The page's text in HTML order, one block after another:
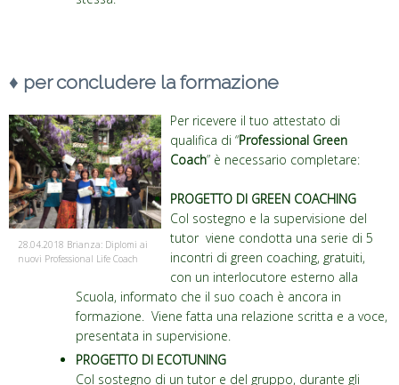
♦ per concludere la formazione
28.04.2018 Brianza: Diplomi ai
nuovi Professional Life Coach
Per ricevere il tuo attestato di
qualifica di “Professional Green
Coach” è necessario completare:
PROGETTO DI GREEN COACHING
Col sostegno e la supervisione del
tutor viene condotta una serie di 5
incontri di green coaching, gratuiti,
con un interlocutore esterno alla
Scuola, informato che il suo coach è ancora in
formazione. Viene fatta una relazione scritta e a voce,
presentata in supervisione.
PROGETTO DI ECOTUNING
Col sostegno di un tutor e del gruppo, durante gli